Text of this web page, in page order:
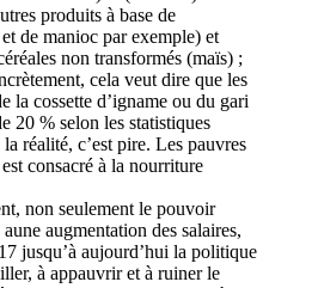
produits à base de
de manioc par exemple) et
non transformés (maïs) ;
cela veut dire que les
la cossette d’igname ou du gari
20 % selon les statistiques
réalité, c’est pire. Les pauvres
consacré à la nourriture
non seulement le pouvoir
augmentation des salaires,
jusqu’à aujourd’hui la politique
à appauvrir et à ruiner le